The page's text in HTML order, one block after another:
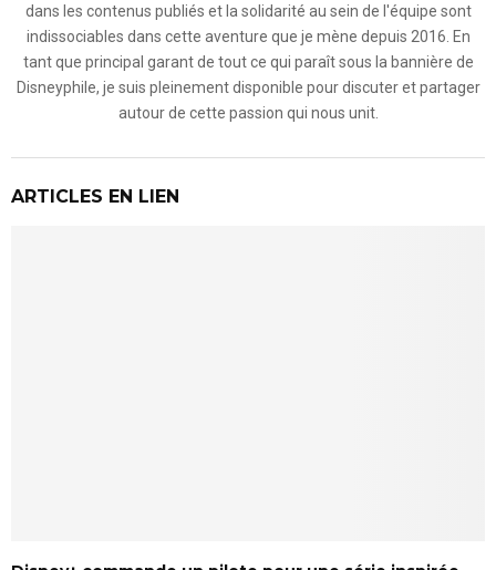
dans les contenus publiés et la solidarité au sein de l'équipe sont
indissociables dans cette aventure que je mène depuis 2016. En
tant que principal garant de tout ce qui paraît sous la bannière de
Disneyphile, je suis pleinement disponible pour discuter et partager
autour de cette passion qui nous unit.
ARTICLES EN LIEN